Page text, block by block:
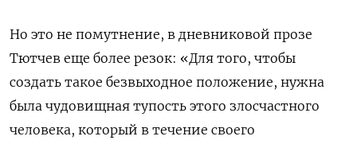
Но это не помутнение, в дневниковой прозе
Тютчев еще более резок: «Для того, чтобы
создать такое безвыходное положение, нужна
была чудовищная тупость этого злосчастного
человека, который в течение своего